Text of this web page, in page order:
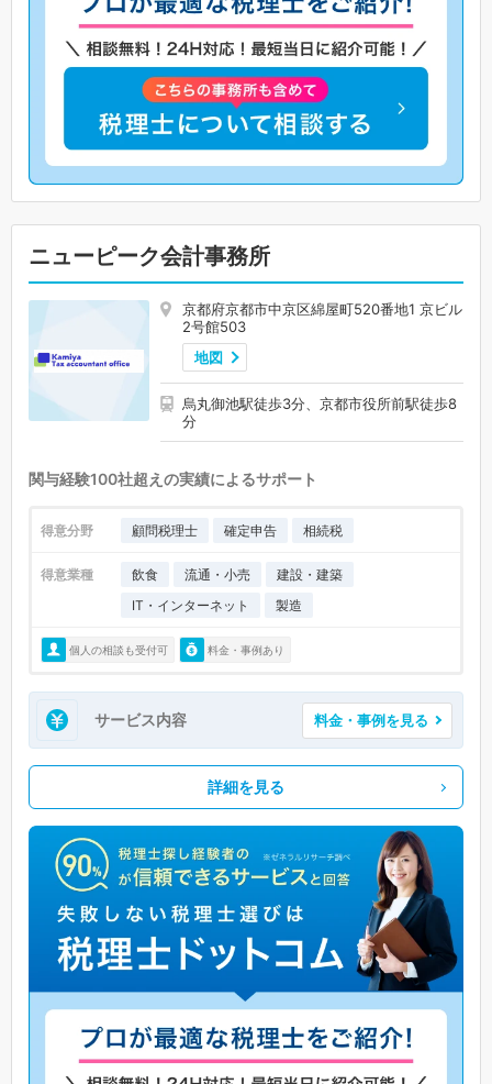
ニューピーク会計事務所
京都府京都市中京区綿屋町520番地1 京ビル
2号館503
地図
烏丸御池駅徒歩3分、京都市役所前駅徒歩8
分
関与経験100社超えの実績によるサポート
得意分野 顧問税理士 確定申告 相続税
得意業種 飲食 流通・小売
建設・建築
IT・インターネット
製造
個人の相談も受付可 料金・事例あり
サービス内容 料金・事例を見る
詳細を見る